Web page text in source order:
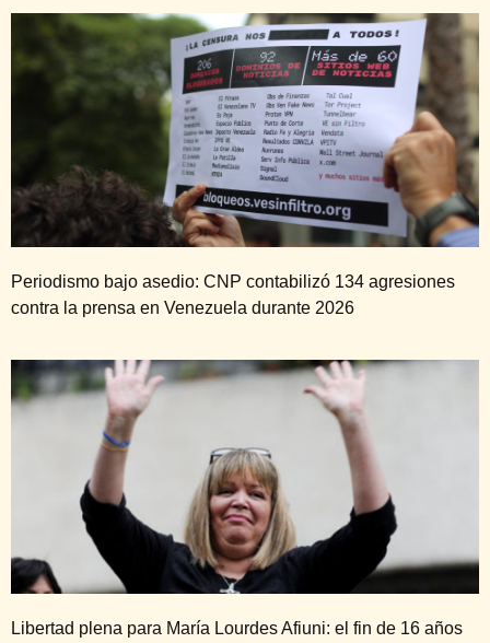
Periodismo bajo asedio: CNP contabilizó 134 agresiones
contra la prensa en Venezuela durante 2026
Libertad plena para María Lourdes Afiuni: el fin de 16 años